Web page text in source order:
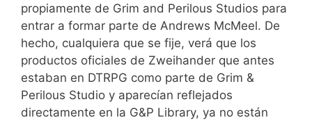
propiamente de Grim and Perilous Studios para
entrar a formar parte de Andrews McMeel. De
hecho, cualquiera que se fije, verá que los
productos oficiales de Zweihander que antes
estaban en DTRPG como parte de Grim &
Perilous Studio y aparecían reflejados
directamente en la G&P Library, ya no están